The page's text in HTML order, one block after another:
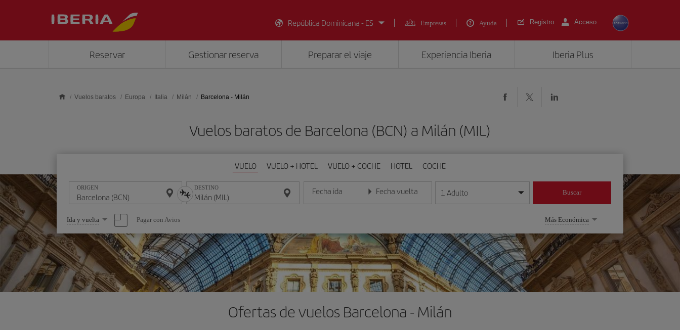
República Dominicana - ES
Empresas Ayuda Registro Acceso
Reservar Gestionar reserva Preparar el viaje Experiencia Iberia Iberia Plus
Vuelos baratos Europa Italia Milán Barcelona - Milán
Vuelos baratos de Barcelona (BCN) a Milán (MIL)
VUELO VUELO + HOTEL VUELO + COCHE HOTEL COCHE
ORIGEN DESTINO Fecha ida
Introduce la fecha en formato día/mes/año
Fecha vuelta
Introduce la fecha en formato día/mes/año
1 Adulto Buscar
Seleccione
una
opción
Ida y vuelta Pagar con Avios Más Económica
Ofertas de vuelos Barcelona - Milán